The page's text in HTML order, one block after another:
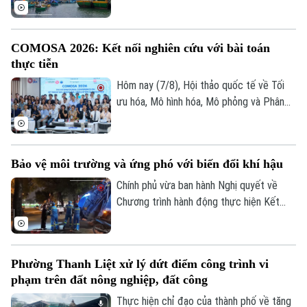
Golf
Sao
Điện ảnh
Thời trang
Âm nhạc
trình xây dựng và duy trì trực ban 24/24h
COMOSA 2026: Kết nối nghiên cứu với bài toán
thực tiễn
Hôm nay (7/8), Hội thảo quốc tế về Tối
ưu hóa, Mô hình hóa, Mô phỏng và Phân
cứu và chuyên gia trong nước, quốc tế
cùng trao đổi các giải pháp đưa kết quả
nghiên cứu vào giải quyết những bài toán
Bảo vệ môi trường và ứng phó với biến đổi khí hậu
Chính phủ vừa ban hành Nghị quyết về
Chương trình hành động thực hiện Kết
Phường Thanh Liệt xử lý dứt điểm công trình vi
phạm trên đất nông nghiệp, đất công
Thực hiện chỉ đạo của thành phố về tăng